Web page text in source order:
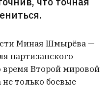
Миная Шмырёва —
партизанского
время Второй мировой
только боевые
убийц